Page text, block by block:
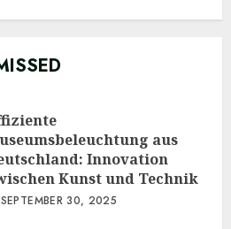
aus
Innovation
Kunst und Technik
SEPTEMBER 30, 2025